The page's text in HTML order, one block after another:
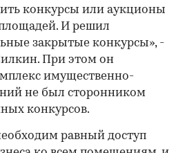
конкурсы или аукционы
И решил
закрытые конкурсы», -
При этом он
имущественно-
не был сторонником
конкурсов.
равный доступ